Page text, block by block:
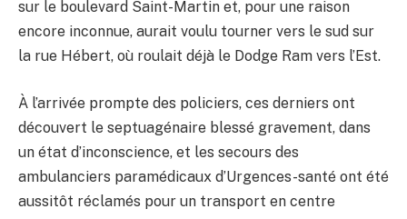
sur le boulevard Saint-Martin et, pour une raison
encore inconnue, aurait voulu tourner vers le sud sur
la rue Hébert, où roulait déjà le Dodge Ram vers l’Est.
À l’arrivée prompte des policiers, ces derniers ont
découvert le septuagénaire blessé gravement, dans
un état d’inconscience, et les secours des
ambulanciers paramédicaux d’Urgences-santé ont été
aussitôt réclamés pour un transport en centre